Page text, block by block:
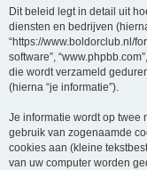
Dit beleid legt in detail uit
diensten en bedrijven (hierna
“https://www.boldorclub.nl/
software”,
die wordt verzameld
(hierna “je informatie”).
Je informatie wordt op twee
gebruik van zogenaamde
cookies aan (kleine
van uw computer worden